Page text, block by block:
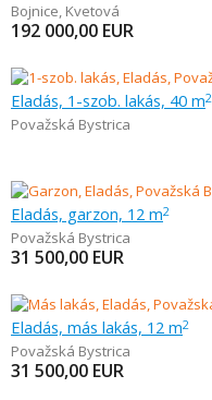
Bojnice, Kvetová
192 000,00 EUR
Eladás, 1-szob. lakás, 40 m2
Považská Bystrica
Eladás, garzon, 12 m2
Považská Bystrica
31 500,00 EUR
Eladás, más lakás, 12 m2
Považská Bystrica
31 500,00 EUR